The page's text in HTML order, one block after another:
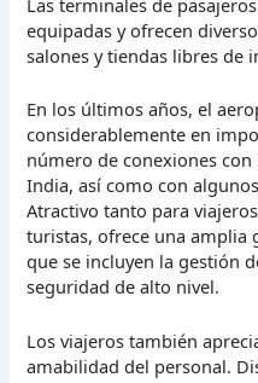
Las terminales de
equipadas y ofrecen
salones y tiendas libres de
En los últimos años, el
considerablemente en
número de conexiones
India, así como con
Atractivo tanto para
turistas, ofrece una amplia
que se incluyen la gestión
seguridad de alto nivel.
Los viajeros también
amabilidad del personal.